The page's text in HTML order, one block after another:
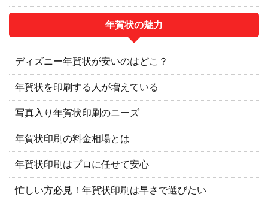
年賀状の魅力
ディズニー年賀状が安いのはどこ？
年賀状を印刷する人が増えている
写真入り年賀状印刷のニーズ
年賀状印刷の料金相場とは
年賀状印刷はプロに任せて安心
忙しい方必見！年賀状印刷は早さで選びたい